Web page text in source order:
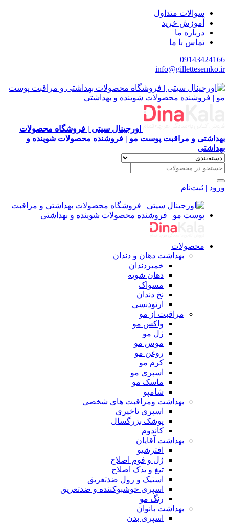
سوالات متداول
آموزش خرید
درباره ما
تماس با ما
09143424166
info@gillettesemko.ir
|
اورجینال سیتی | فروشگاه محصولات
بهداشتی و مراقبت پوست مو | فروشنده محصولات شوینده و
بهداشتی
ورود | ثبت‌نام
محصولات
بهداشت دهان و دندان
خمیردندان
دهان شویه
مسواک
نخ دندان
ارتودنسی
مراقبت از مو
واکس مو
ژل مو
موس مو
روغن مو
کرم مو
اسپری مو
ماسک مو
شامپو
بهداشت ومراقبت های شخصی
اسپری تاخیری
پوشک بزرگسال
کاندوم
بهداشت آقایان
افترشیو
ژل و فوم اصلاح
تیغ و یدک اصلاح
استیک و رول ضدتعریق
اسپری خوشبوکننده و ضدتعریق
رنگ مو
بهداشت بانوان
اسپری بدن